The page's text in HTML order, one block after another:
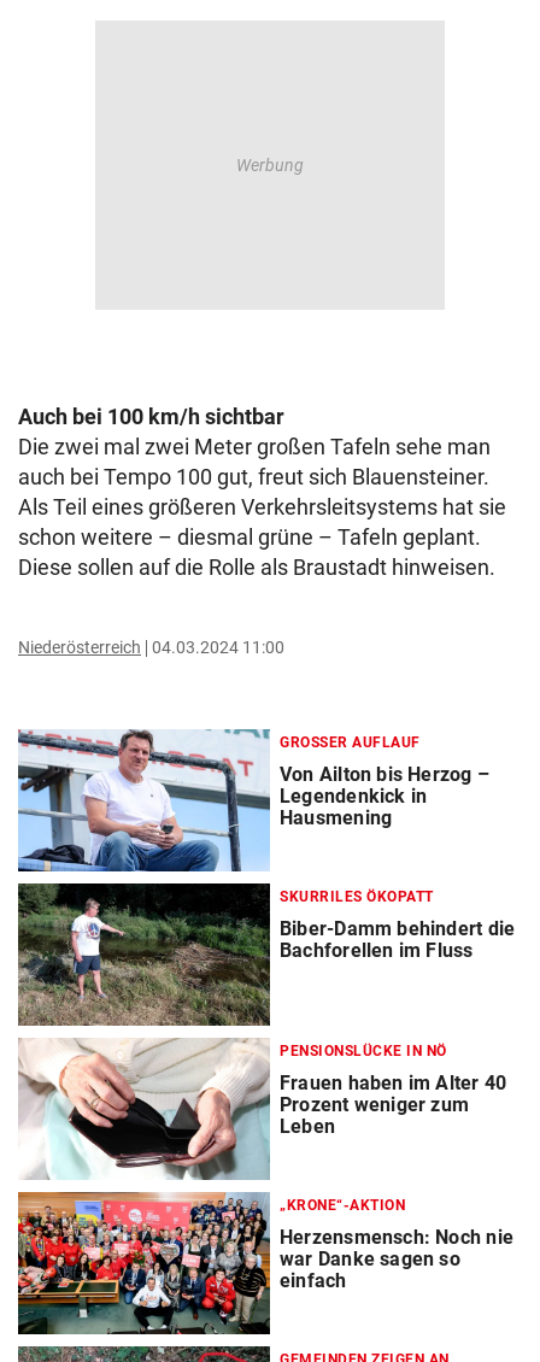
Auch bei 100 km/h sichtbar
Die zwei mal zwei Meter großen Tafeln sehe man
auch bei Tempo 100 gut, freut sich Blauensteiner.
Als Teil eines größeren Verkehrsleitsystems hat sie
schon weitere – diesmal grüne – Tafeln geplant.
Diese sollen auf die Rolle als Braustadt hinweisen.
Niederösterreich 04.03.2024 11:00
GROSSER AUFLAUF
Von Ailton bis Herzog –
Legendenkick in
Hausmening
SKURRILES ÖKOPATT
Biber-Damm behindert die
Bachforellen im Fluss
PENSIONSLÜCKE IN NÖ
Frauen haben im Alter 40
Prozent weniger zum
Leben
„KRONE“-AKTION
Herzensmensch: Noch nie
war Danke sagen so
einfach